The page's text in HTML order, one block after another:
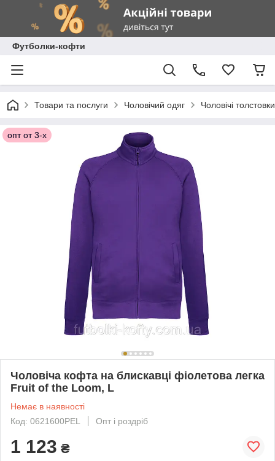
Футболки-кофти
Товари та послуги Чоловічий одяг Чоловічі толстовки
опт от 3-х
Чоловіча кофта на блискавці фіолетова легка
Fruit of the Loom, L
Немає в наявності
Код: 0621600PEL
Опт і роздріб
1 123 ₴